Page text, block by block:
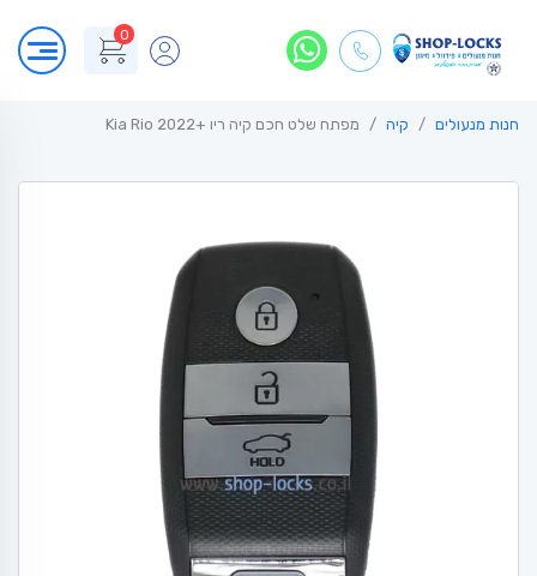
0
חנות מנעולים קיה מפתח שלט חכם קיה ריו +2022 Kia Rio